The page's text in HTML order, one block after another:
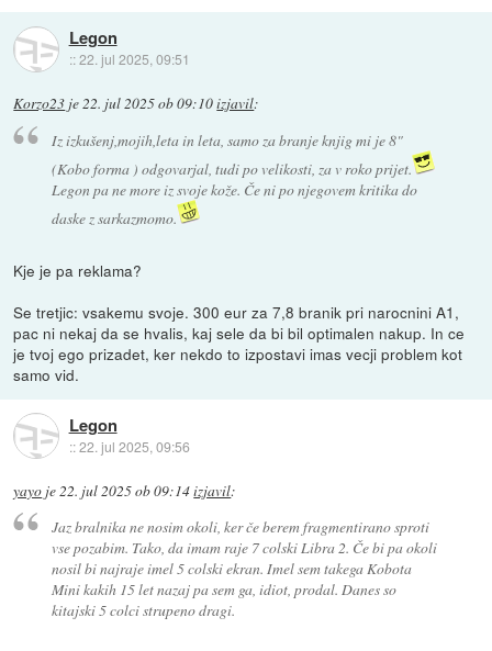
Legon
::22. jul 2025, 09:51
Korzo23 je22. jul 2025 ob 09:10izjavil:
Iz izkušenj,mojih,leta in leta, samo za branje knjig mi je 8"
(Kobo forma ) odgovarjal, tudi po velikosti, za v roko prijet.
Legon pa ne more iz svoje kože. Če ni po njegovem kritika do
daske z sarkazmomo.
Kje je pa reklama?
Se tretjic: vsakemu svoje. 300 eur za 7,8 branik pri narocnini A1,
pac ni nekaj da se hvalis, kaj sele da bi bil optimalen nakup. In ce
je tvoj ego prizadet, ker nekdo to izpostavi imas vecji problem kot
samo vid.
Legon
::22. jul 2025, 09:56
yayo je 22. jul 2025 ob 09:14izjavil:
Jaz bralnika ne nosim okoli, ker če berem fragmentirano sproti
vse pozabim. Tako, da imam raje 7 colski Libra 2. Če bi pa okoli
nosil bi najraje imel 5 colski ekran. Imel sem takega Kobota
Mini kakih 15 let nazaj pa sem ga, idiot, prodal. Danes so
kitajski 5 colci strupeno dragi.